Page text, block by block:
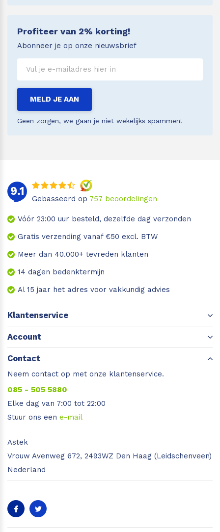
Profiteer van 2% korting!
Abonneer je op onze nieuwsbrief
Geen zorgen, we gaan je niet wekelijks spammen!
MELD JE AAN
9.1
Gebasseerd op 757 beoordelingen
Vóór 23:00 uur besteld, dezelfde dag verzonden
Gratis verzending vanaf €50 excl. BTW
Meer dan 40.000+ tevreden klanten
14 dagen bedenktermijn
Al 15 jaar het adres voor vakkundig advies
Klantenservice
Account
Contact
Neem contact op met onze klantenservice.
085 - 505 5880
Elke dag van 7:00 tot 22:00
Stuur ons een e-mail
Astek
Vrouw Avenweg 672, 2493WZ Den Haag (Leidschenveen)
Nederland